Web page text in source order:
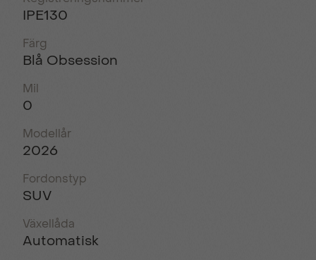
IPE130
Färg
Blå Obsession
Mil
0
Modellår
2026
Fordonstyp
SUV
Växellåda
Automatisk